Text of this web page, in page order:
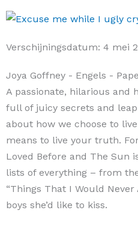
Verschijningsdatum: 4 mei
Joya Goffney - Engels -
A passionate, hilarious and
full of juicy secrets and
about how we choose to
means to live your truth.
Loved Before and The Sun
lists of everything – from
“Things That I Would
boys she’d like to kiss.